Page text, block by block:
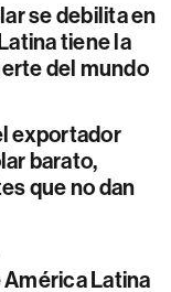
se debilita en
tiene la
del mundo
exportador
barato,
que no dan
América Latina